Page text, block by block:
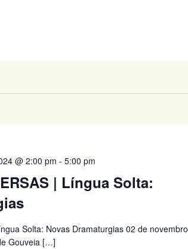
| Língua Solta:
@ 2:00 pm -5:00 pm
Solta: Novas Dramaturgias 02 de novembro
Gouveia […]